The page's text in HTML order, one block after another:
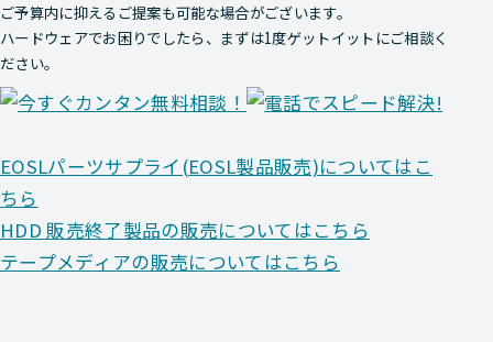
ご予算内に抑えるご提案も可能な場合がございます。
ハードウェアでお困りでしたら、まずは1度ゲットイットにご相談く
ださい。
EOSLパーツサプライ(EOSL製品販売)についてはこ
ちら
HDD 販売終了製品の販売についてはこちら
テープメディアの販売についてはこちら